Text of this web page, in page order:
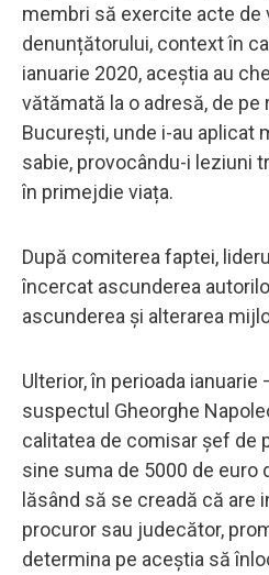
membri să exercite acte de
denunțătorului, context în
ianuarie 2020, aceștia au
vătămată la o adresă, de pe
București, unde i-au aplicat
sabie, provocându-i leziuni
în primejdie viața.
După comiterea faptei,
încercat ascunderea
ascunderea și alterarea
Ulterior, în perioada ianuarie
suspectul Gheorghe
calitatea de comisar șef de
sine suma de 5000 de euro
lăsând să se creadă că are
procuror sau judecător,
determina pe aceștia să